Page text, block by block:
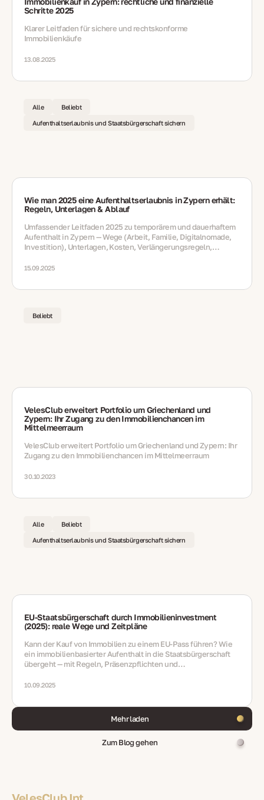
Schritte 2025
Klarer Leitfaden für sichere und rechtskonforme
Immobilienkäufe
13.08.2025
Alle Beliebt
Aufenthaltserlaubnis und Staatsbürgerschaft sichern
Wie man 2025 eine Aufenthaltserlaubnis in Zypern erhält:
Regeln, Unterlagen & Ablauf
Umfassender Leitfaden 2025 zu temporärem und dauerhaftem
Aufenthalt in Zypern — Wege (Arbeit, Familie, Digitalnomade,
Investition), Unterlagen, Kosten, Verlängerungsregeln,
15.09.2025
Beliebt
VelesClub erweitert Portfolio um Griechenland und
Zypern: Ihr Zugang zu den Immobilienchancen im
Mittelmeerraum
VelesClub erweitert Portfolio um Griechenland und Zypern: Ihr
Zugang zu den Immobilienchancen im Mittelmeerraum
30.10.2023
Alle Beliebt
Aufenthaltserlaubnis und Staatsbürgerschaft sichern
EU‑Staatsbürgerschaft durch Immobilieninvestment
(2025): reale Wege und Zeitpläne
Kann der Kauf von Immobilien zu einem EU‑Pass führen? Wie
ein immobilienbasierter Aufenthalt in die Staatsbürgerschaft
übergeht — mit Regeln, Präsenzpflichten und
10.09.2025
Mehr laden
Zum Blog gehen